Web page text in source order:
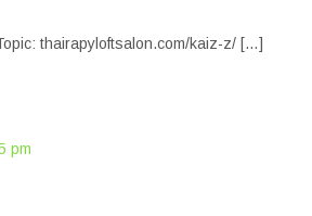
thairapyloftsalon.com/kaiz-z/ […]
pm